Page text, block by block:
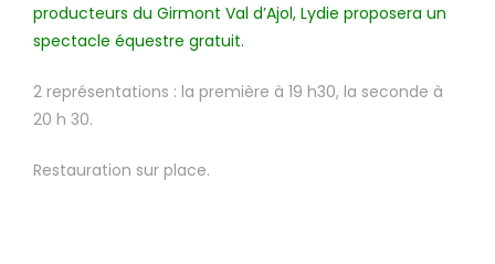
producteurs du Girmont Val d’Ajol, Lydie proposera un
spectacle équestre gratuit.
2 représentations : la première à 19 h30, la seconde à
20 h 30.
Restauration sur place.